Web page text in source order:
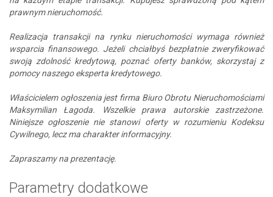
prawnym nieruchomość.
Realizacja transakcji na rynku nieruchomości wymaga również
wsparcia finansowego. Jeżeli chciałbyś bezpłatnie zweryfikować
swoją zdolność kredytową, poznać oferty banków, skorzystaj z
pomocy naszego eksperta kredytowego.
Właścicielem ogłoszenia jest firma Biuro Obrotu Nieruchomościami
Maksymilian Łagoda. Wszelkie prawa autorskie zastrzeżone.
Niniejsze ogłoszenie nie stanowi oferty w rozumieniu Kodeksu
Cywilnego, lecz ma charakter informacyjny.
Zapraszamy na prezentację.
Parametry dodatkowe